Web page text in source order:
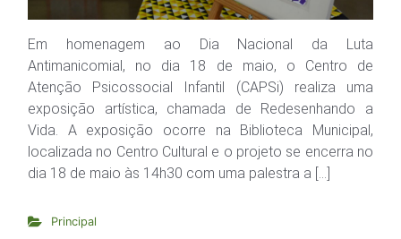
Em homenagem ao Dia Nacional da Luta
Antimanicomial, no dia 18 de maio, o Centro de
Atenção Psicossocial Infantil (CAPSi) realiza uma
exposição artística, chamada de Redesenhando a
Vida. A exposição ocorre na Biblioteca Municipal,
localizada no Centro Cultural e o projeto se encerra no
dia 18 de maio às 14h30 com uma palestra a […]
Principal